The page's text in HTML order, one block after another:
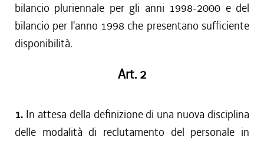
bilancio pluriennale per gli anni 1998-2000 e del
bilancio per l'anno 1998 che presentano sufficiente
disponibilità.
Art. 2
1. In attesa della definizione di una nuova disciplina
delle modalità di reclutamento del personale in